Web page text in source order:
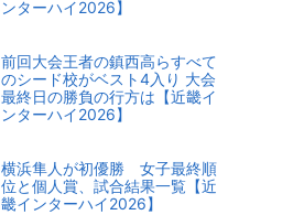
ンターハイ2026】
前回大会王者の鎮西高らすべて
のシード校がベスト4入り 大会
最終日の勝負の行方は【近畿イ
ンターハイ2026】
横浜隼人が初優勝 女子最終順
位と個人賞、試合結果一覧【近
畿インターハイ2026】